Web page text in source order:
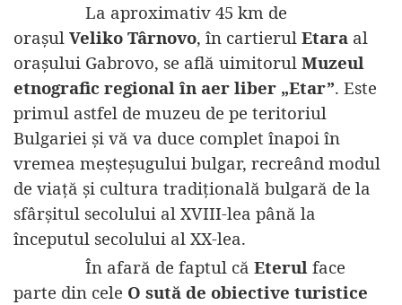
La aproximativ 45 km de
orașul Veliko Târnovo, în cartierul Etara al
orașului Gabrovo, se află uimitorul Muzeul
etnografic regional în aer liber „Etar”. Este
primul astfel de muzeu de pe teritoriul
Bulgariei și vă va duce complet înapoi în
vremea meșteșugului bulgar, recreând modul
de viață și cultura tradițională bulgară de la
sfârșitul secolului al XVIII-lea până la
începutul secolului al XX-lea.
În afară de faptul că Eterul face
parte din cele O sută de obiective turistice